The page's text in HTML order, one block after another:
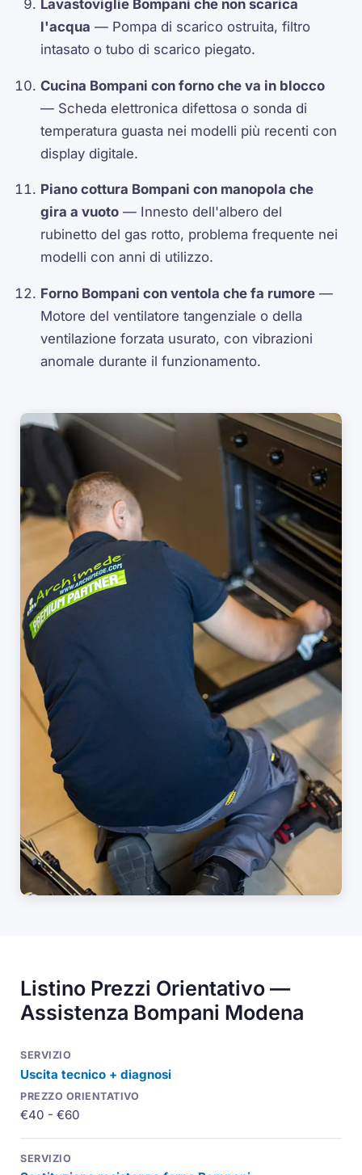
Lavastoviglie Bompani che non scarica
l'acqua — Pompa di scarico ostruita, filtro
intasato o tubo di scarico piegato.
Cucina Bompani con forno che va in blocco
— Scheda elettronica difettosa o sonda di
temperatura guasta nei modelli più recenti con
display digitale.
Piano cottura Bompani con manopola che
gira a vuoto — Innesto dell'albero del
rubinetto del gas rotto, problema frequente nei
modelli con anni di utilizzo.
Forno Bompani con ventola che fa rumore —
Motore del ventilatore tangenziale o della
ventilazione forzata usurato, con vibrazioni
anomale durante il funzionamento.
Listino Prezzi Orientativo —
Assistenza Bompani Modena
Uscita tecnico + diagnosi
€40 - €60